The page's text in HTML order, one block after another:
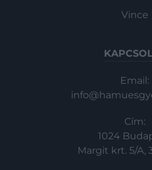
Vince
Email:
Cím:
1024
Margit krt. 5/A,